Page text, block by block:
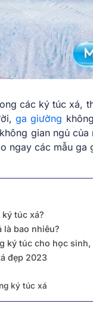
các ký túc xá,
ga giường
gian ngủ
ngay các mẫu ga
túc xá?
là bao nhiêu?
ký túc cho học sinh,
đẹp 2023
ký túc xá